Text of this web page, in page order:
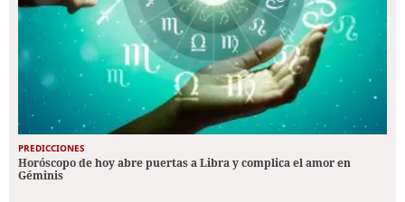
PREDICCIONES
Horóscopo de hoy abre puertas a Libra y complica el amor en
Géminis